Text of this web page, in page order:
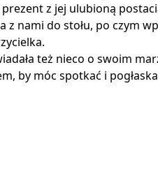
z jej ulubioną
z nami do stołu, po czym
też nieco o swoim
by móc spotkać i